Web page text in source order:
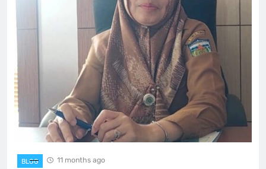
BLOG 11 months ago